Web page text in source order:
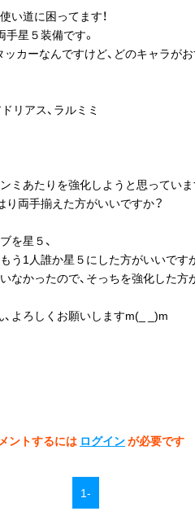
い道に困ってます！
星５装備です。
カーなんですけど、どのキャラが
リアス、ラルミミ
ミあたりを強化しようと思っていま
り両手揃えた方がいいですか？
を星５、
う1人誰か星５にした方がいいです
なかったので、そっちを強化した方
よろしくお願いしますm(_ _)m
ントするには ログインが必要です
1-